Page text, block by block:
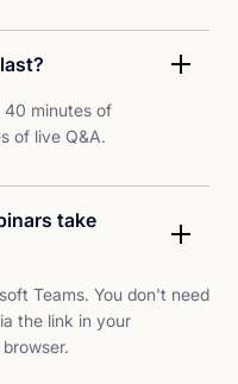
40 minutes of
of live Q&A.
take
Teams. You don't need
the link in your